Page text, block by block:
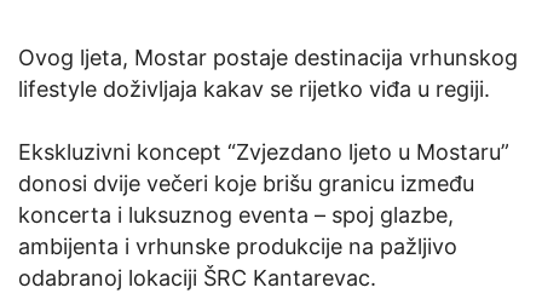
Ovog ljeta, Mostar postaje destinacija vrhunskog
lifestyle doživljaja kakav se rijetko viđa u regiji.
Ekskluzivni koncept “Zvjezdano ljeto u Mostaru”
donosi dvije večeri koje brišu granicu između
koncerta i luksuznog eventa – spoj glazbe,
ambijenta i vrhunske produkcije na pažljivo
odabranoj lokaciji ŠRC Kantarevac.